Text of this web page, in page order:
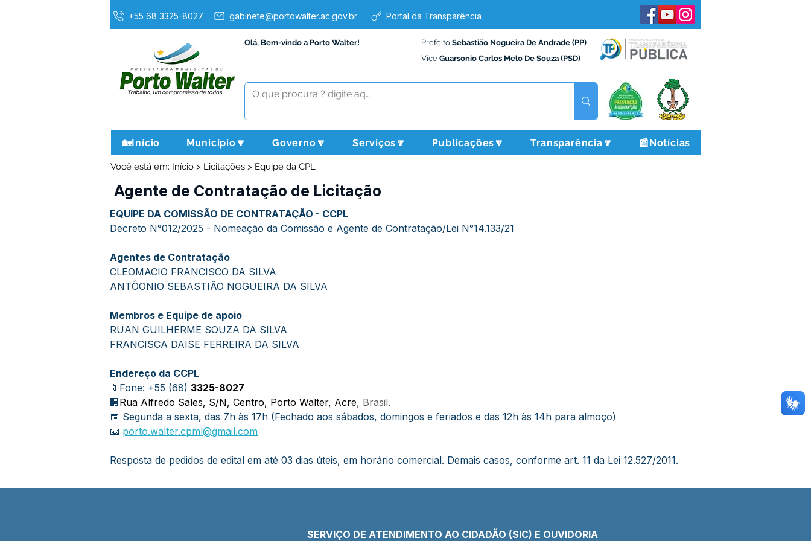
+55 68 3325-8027 gabinete@portowalter.ac.gov.br Portal da Transparência
Olá, Bem-vindo a Porto Walter! Prefeito Sebastião Nogueira De Andrade (PP)
Vice Guarsonio Carlos Melo De Souza (PSD)
🏡Início Município🔽 Governo🔽 Serviços🔽 Publicações🔽 Transparência🔽 📰Notícias
Você está em: Início > Licitações > Equipe da CPL
Agente de Contratação de Licitação
EQUIPE DA COMISSÃO DE CONTRATAÇÃO - CCPL
Decreto N°012/2025 - Nomeação da Comissão e Agente de Contratação/Lei N°14.133/21
Agentes de Contratação
CLEOMACIO FRANCISCO DA SILVA
ANTÔONIO SEBASTIÃO NOGUEIRA DA SILVA
Membros e Equipe de apoio
RUAN GUILHERME SOUZA DA SILVA
FRANCISCA DAISE FERREIRA DA SILVA
Endereço da CCPL
📱Fone: +55 (68) 3325-8027
🏢 Rua Alfredo Sales, S/N, Centro, Porto Walter, Acre, Brasil.
📅 Segunda a sexta, das 7h às 17h (Fechado aos sábados, domingos e feriados e das 12h às 14h para almoço)
📧 porto.walter.cpml@gmail.com
Resposta de pedidos de edital em até 03 dias úteis, em horário comercial. Demais casos, conforme art. 11 da Lei 12.527/2011.
SERVIÇO DE ATENDIMENTO AO CIDADÃO (SIC) E OUVIDORIA